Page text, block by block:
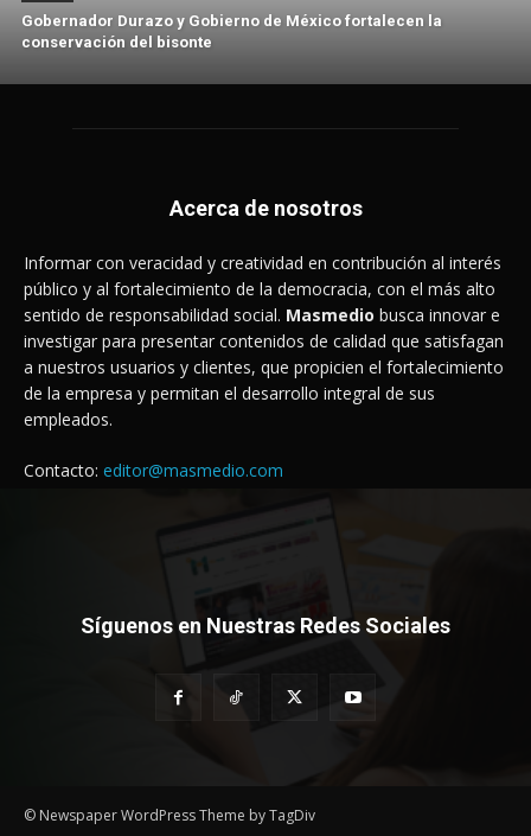
Gobernador Durazo y Gobierno de México fortalecen la
conservación del bisonte
Acerca de nosotros
Informar con veracidad y creatividad en contribución al interés
público y al fortalecimiento de la democracia, con el más alto
sentido de responsabilidad social. Masmedio busca innovar e
investigar para presentar contenidos de calidad que satisfagan
a nuestros usuarios y clientes, que propicien el fortalecimiento
de la empresa y permitan el desarrollo integral de sus
empleados.
Contacto: editor@masmedio.com
Síguenos en Nuestras Redes Sociales
© Newspaper WordPress Theme by TagDiv